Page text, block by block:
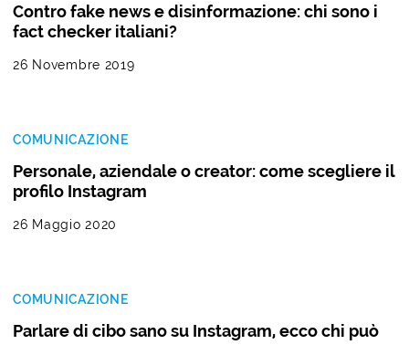
Contro fake news e disinformazione: chi sono i
fact checker italiani?
26 Novembre 2019
COMUNICAZIONE
Personale, aziendale o creator: come scegliere il
profilo Instagram
26 Maggio 2020
COMUNICAZIONE
Parlare di cibo sano su Instagram, ecco chi può